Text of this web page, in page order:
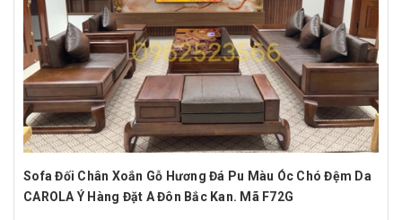
Sofa Đối Chân Xoắn Gỗ Hương Đá Pu Màu Óc Chó Đệm Da
CAROLA Ý Hàng Đặt A Đôn Bắc Kan. Mã F72G